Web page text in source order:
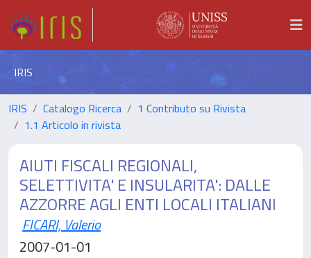
IRIS
IRIS Catalogo Ricerca
1 Contributo su Rivista
1.1 Articolo in rivista
AIUTI FISCALI REGIONALI,
SELETTIVITA' E INSULARITA': DALLE
AZZORRE AGLI ENTI LOCALI ITALIANI
FICARI, Valerio
2007-01-01